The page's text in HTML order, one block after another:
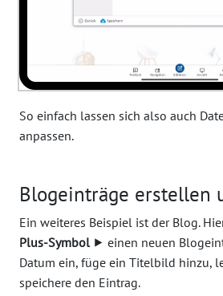
So einfach lassen sich also auch
anpassen.
Blogeinträge erstellen
Ein weiteres Beispiel ist der Blog.
Plus-Symbol⯈ einen neuen
Datum ein, füge ein Titelbild hinzu,
speichere den Eintrag.